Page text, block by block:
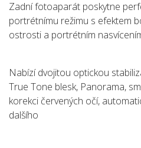
Zadní fotoaparát poskytne
portrétnímu režimu s efektem
ostrosti a portrétním
Nabízí dvojitou optickou
True Tone blesk, Panorama,
korekci červených očí,
dalšího